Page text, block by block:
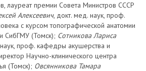
лауреат премии Совета Министров СССР
Алексеевич, докт. мед. наук, проф.
с курсом топографической анатомии
СибГМУ (Томск); Сотникова Лариса
проф. кафедры акушерства и
Научно-клинического центра
(Томск); Овсянникова Тамара